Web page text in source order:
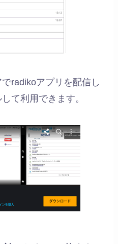
radikoアプリを配信し
て利用できます。